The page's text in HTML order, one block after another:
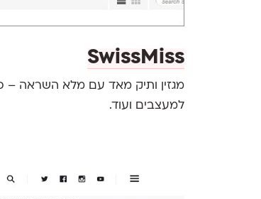
SwissMiss
מגזין ותיק מאד עם מלא השראה –
למעצבים ועוד.